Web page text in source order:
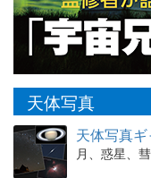
天体写真
天体写真
月、惑星、